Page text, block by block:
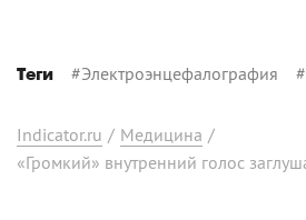
Теги #Электроэнцефалография #
Indicator.ru / Медицина /
«Громкий» внутренний голос